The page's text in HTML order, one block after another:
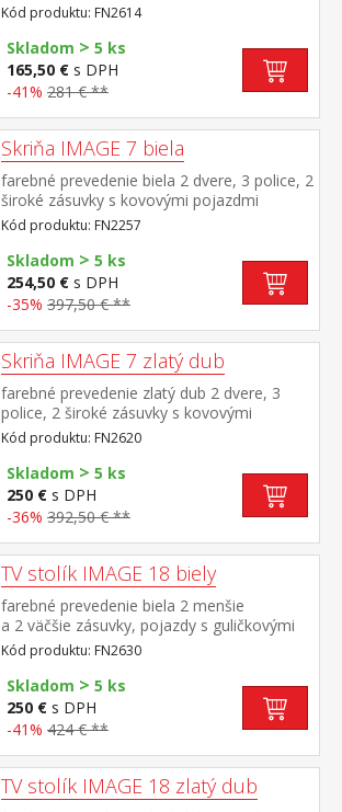
Kód produktu: FN2614
Skladom > 5 ks
165,50 € s DPH
-41% 281 € **
Skriňa IMAGE 7 biela
farebné prevedenie biela 2 dvere, 3 police, 2
široké zásuvky s kovovými pojazdmi
Kód produktu: FN2257
Skladom > 5 ks
254,50 € s DPH
-35% 397,50 € **
Skriňa IMAGE 7 zlatý dub
farebné prevedenie zlatý dub 2 dvere, 3
police, 2 široké zásuvky s kovovými
pojazdmi
Kód produktu: FN2620
Skladom > 5 ks
250 € s DPH
-36% 392,50 € **
TV stolík IMAGE 18 biely
farebné prevedenie biela 2 menšie
a 2 väčšie zásuvky, pojazdy s guličkovými
ložiskami
Kód produktu: FN2630
Skladom > 5 ks
250 € s DPH
-41% 424 € **
TV stolík IMAGE 18 zlatý dub